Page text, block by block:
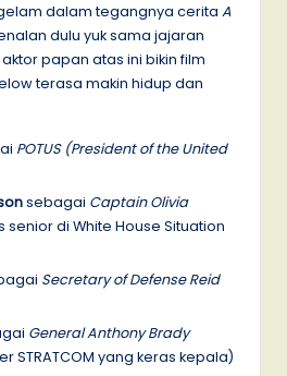
dalam tegangnya cerita A
dulu yuk sama jajaran
papan atas ini bikin film
terasa makin hidup dan
POTUS (President of the United
sebagai Captain Olivia
di White House Situation
Secretary of Defense Reid
General Anthony Brady
STRATCOM yang keras kepala)